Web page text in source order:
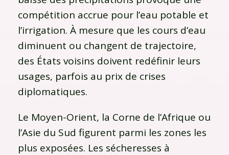
compétition accrue pour l’eau potable et
l’irrigation. À mesure que les cours d’eau
diminuent ou changent de trajectoire,
des États voisins doivent redéfinir leurs
usages, parfois au prix de crises
diplomatiques.
Le Moyen-Orient, la Corne de l’Afrique ou
l’Asie du Sud figurent parmi les zones les
plus exposées. Les sécheresses à